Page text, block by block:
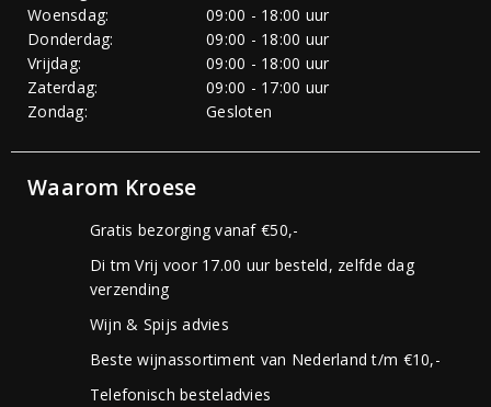
Woensdag:
09:00 - 18:00 uur
Donderdag:
09:00 - 18:00 uur
Vrijdag:
09:00 - 18:00 uur
Zaterdag:
09:00 - 17:00 uur
Zondag:
Gesloten
Waarom Kroese
Gratis bezorging vanaf €50,-
Di tm Vrij voor 17.00 uur besteld, zelfde dag
verzending
Wijn & Spijs advies
Beste wijnassortiment van Nederland t/m €10,-
Telefonisch besteladvies